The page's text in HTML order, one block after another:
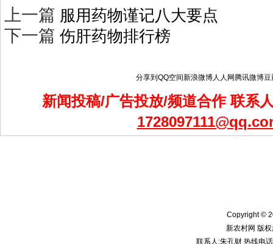
上一篇 服用药物谨记八大要点
下一篇 伤肝药物排行榜
分享到 QQ空间新浪微博人人网 腾讯微博豆
新闻投稿/广告投放/频道合作 联系
Copyright ©
新农村网 版
联系人;朱孔财 热线电